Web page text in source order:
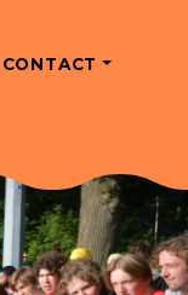
CONTACT